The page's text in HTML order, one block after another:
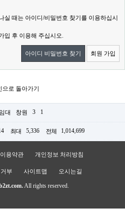
실 때는 아이디/비밀번호 찾기를 이용하십시
입 후 이용해 주십시오.
아이디 비밀번호 찾기 회원 가입
으로 돌아가기
임대 창원 3 1
최대 5,336 전체 1,014,699
용약관 개인정보 처리방침
부 사이트맵 오시는길
All rights reserved.